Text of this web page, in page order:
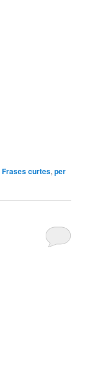
Frases curtes,per